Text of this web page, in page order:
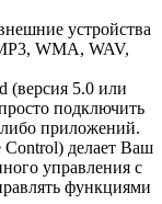
устройства
WMA, WAV,
(версия 5.0 или
подключить
приложений.
делает Ваш
управления с
функциями